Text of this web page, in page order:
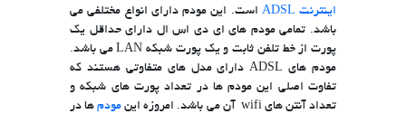
اینترنت ADSL
است. این مودم دارای انواع مختلفی می
باشد. تمامی مودم های ای دی اس ال دارای حداقل یک
پورت از خط تلفن ثابت و یک پورت شبکه LAN می باشد.
مودم های ADSL دارای مدل های متفاوتی هستند که
تفاوت اصلی این مودم ها در تعداد پورت های شبکه و
تعداد آنتن های wifi آن می باشد. امروزه این
مودمها در